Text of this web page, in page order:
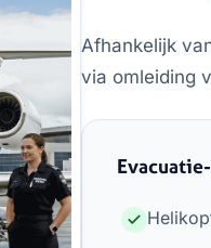
Afhankelijk
via omleiding